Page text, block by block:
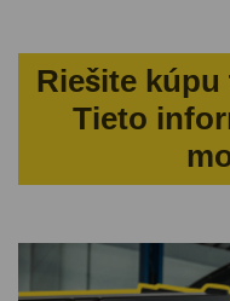
Riešite
Tieto